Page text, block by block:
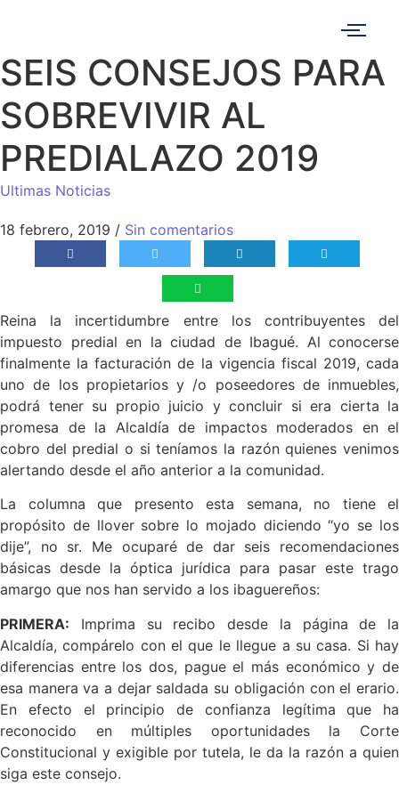
SEIS CONSEJOS PARA
SOBREVIVIR AL
PREDIALAZO 2019
Ultimas Noticias
18 febrero, 2019 / Sin comentarios
Reina la incertidumbre entre los contribuyentes del
impuesto predial en la ciudad de Ibagué. Al conocerse
finalmente la facturación de la vigencia fiscal 2019, cada
uno de los propietarios y /o poseedores de inmuebles,
podrá tener su propio juicio y concluir si era cierta la
promesa de la Alcaldía de impactos moderados en el
cobro del predial o si teníamos la razón quienes venimos
alertando desde el año anterior a la comunidad.
La columna que presento esta semana, no tiene el
propósito de llover sobre lo mojado diciendo “yo se los
dije”, no sr. Me ocuparé de dar seis recomendaciones
básicas desde la óptica jurídica para pasar este trago
amargo que nos han servido a los ibaguereños:
PRIMERA: Imprima su recibo desde la página de la
Alcaldía, compárelo con el que le llegue a su casa. Si hay
diferencias entre los dos, pague el más económico y de
esa manera va a dejar saldada su obligación con el erario.
En efecto el principio de confianza legítima que ha
reconocido en múltiples oportunidades la Corte
Constitucional y exigible por tutela, le da la razón a quien
siga este consejo.